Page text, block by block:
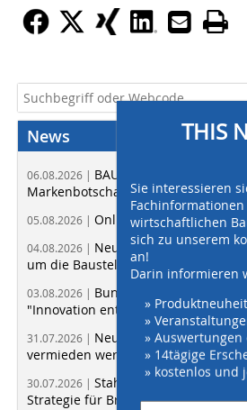
THIS
Sie interessieren
wirtschaftlichen
sich zu unserem
an!
Darin informieren
»
»
»
» 14tägige
» kostenlos und
News
06.08.2026 | BAU 2027 macht
Markenbotschaftern sichtbar
05.08.2026 | Online-Shopping mit
04.08.2026 | Neues „Layher
um die Baustelle
03.08.2026 | Bundesbauministerin
"Innovation entscheidet über die
31.07.2026 | Neue Studie zeigt: Viele
vermieden werden
30.07.2026 | Stahlbau-Verbände
Strategie für Brücken und